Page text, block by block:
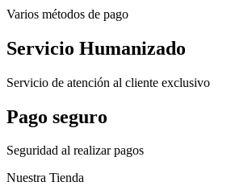
Varios métodos de pago
Servicio Humanizado
Servicio de atención al cliente exclusivo
Pago seguro
Seguridad al realizar pagos
Nuestra Tienda